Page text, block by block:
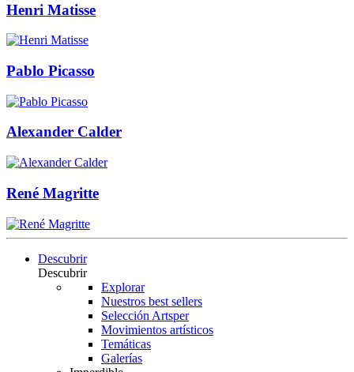
Henri Matisse
Pablo Picasso
Alexander Calder
René Magritte
Descubrir
Descubrir
Explorar
Nuestros best sellers
Selección Artsper
Movimientos artísticos
Temáticas
Galerías